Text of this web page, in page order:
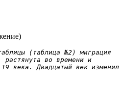
(таблица №2) миграция
растянута во времени и
века. Двадцатый век изменил